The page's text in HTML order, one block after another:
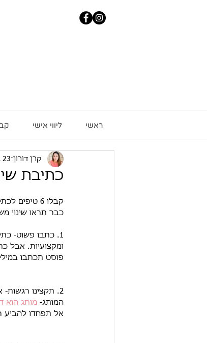
ראשי ליווי אישי
כתיבת
קרן דורון 23 ביוני 2019
קבלו 6
כבר תראו שינוי
1. כתבו פשוט-
ומקצועיות. אבל
פוסט תכתבו
2. תקצינו
המותג- מותג הוא
אל תפחדו להביע